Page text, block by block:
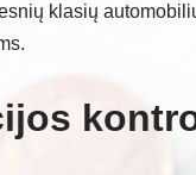
klasių